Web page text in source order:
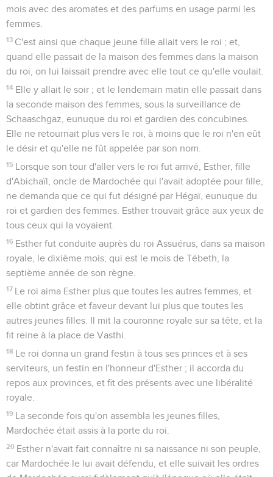
vêtements à Mardochée pour le couvrir et lui faire ôter son
sac, mais il ne les accepta pas.
5 Alors Esther appela Hathac, l'un des eunuques que le roi
avait placés auprès d'elle, et elle le chargea d'aller demander
à Mardochée ce que c'était et d'où cela venait.
6 Hathac se rendit vers Mardochée sur la place de la ville,
devant la porte du roi.
7 Et Mardochée lui raconta tout ce qui lui était arrivé, et lui
indiqua la somme d'argent qu'Haman avait promis de livrer
au trésor du roi en retour du massacre des Juifs.
8
Il lui donna aussi une copie de l'édit publié dans Suse en
vue de leur destruction, afin qu'il le montrât à Esther et lui fît
tout connaître ; et il ordonna qu'Esther se rendît chez le roi
pour lui demander grâce et l'implorer en faveur de son
peuple.
9 Hathac vint rapporter à Esther les paroles de Mardochée.
10 Esther chargea Hathac d'aller dire à Mardochée :
savent qu'il existe une loi portant peine de mort contre
quiconque, homme ou femme, entre chez le roi, dans la cour
intérieure, sans avoir été appelé ; celui-là seul a la vie sauve,
à qui le roi tend le sceptre d'or. Et moi, je n'ai point été
appelée auprès du roi depuis trente jours.
12
Lorsque les paroles d'Esther eurent été rapportées à
Mardochée,
échapperas seule d'entre tous les Juifs, parce que tu es dans
car, si tu te tais maintenant, le secours et la délivrance
surgiront d'autre part pour les Juifs, et toi et la maison de ton